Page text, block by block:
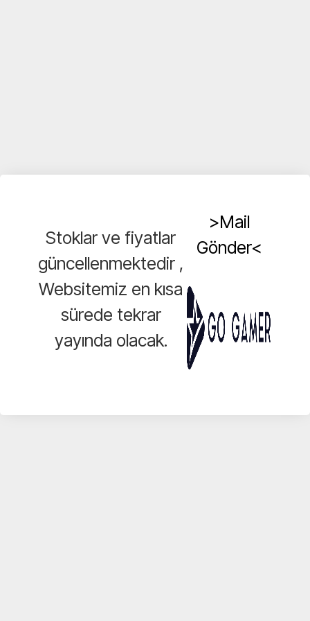
Stoklar ve fiyatlar
güncellenmektedir ,
Websitemiz en kısa
sürede tekrar
yayında olacak.
>Mail
Gönder<